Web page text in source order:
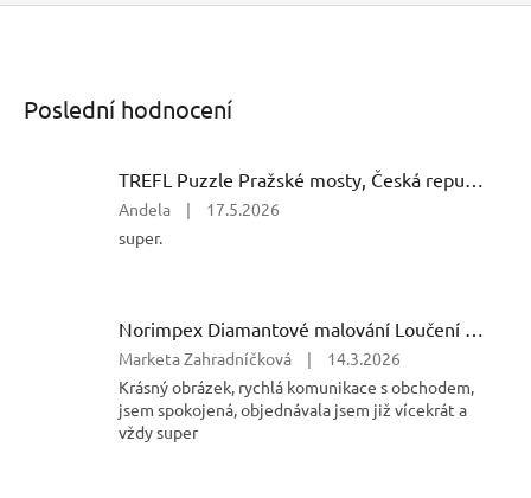
Poslední hodnocení
TREFL Puzzle Pražské mosty, Česká republika 500 dílků
Hodnocení
5
hvězdiček.
Andela |
17.5.2026
super.
Norimpex Diamantové malování Loučení 30 x 40 cm
Hodnocení
produktu
je
5
Marketa Zahradníčková |
14.3.2026
Krásný obrázek, rychlá komunikace s obchodem,
jsem spokojená, objednávala jsem již vícekrát a
vždy super